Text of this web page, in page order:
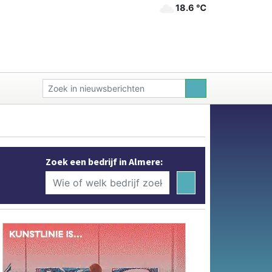
18.6 ℃
Zoek een bedrijf in Almere: